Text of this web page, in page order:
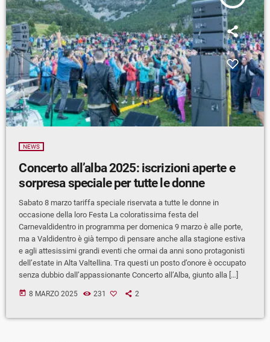
NEWS
Concerto all’alba 2025: iscrizioni aperte e
sorpresa speciale per tutte le donne
Sabato 8 marzo tariffa speciale riservata a tutte le donne in
occasione della loro Festa La coloratissima festa del
Carnevaldidentro in programma per domenica 9 marzo è alle porte,
ma a Valdidentro è già tempo di pensare anche alla stagione estiva
e agli attesissimi grandi eventi che ormai da anni sono protagonisti
dell’estate in Alta Valtellina. Tra questi un posto d’onore è occupato
senza dubbio dall’appassionante Concerto all’Alba, giunto alla […]
today 8 MARZO 2025 231 2